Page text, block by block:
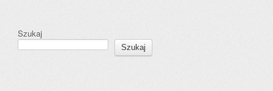
Szukaj
Szukaj